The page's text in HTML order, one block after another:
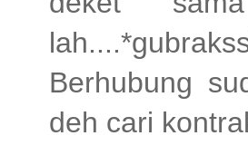
Berhubung
deh cari